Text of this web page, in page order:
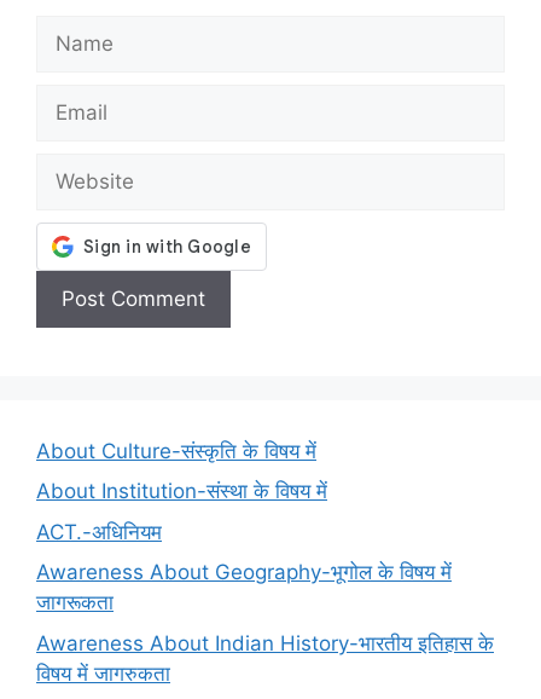
About Culture-संस्कृति के विषय में
About Institution-संस्था के विषय में
ACT.-अधिनियम
Awareness About Geography-भूगोल के विषय में
जागरूकता
Awareness About Indian History-भारतीय इतिहास के
विषय में जागरुकता